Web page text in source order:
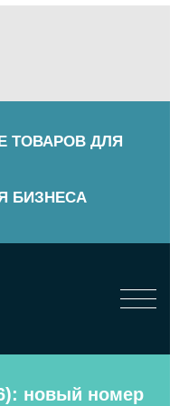
ТОВАРОВ ДЛЯ
БИЗНЕСА
новый номер